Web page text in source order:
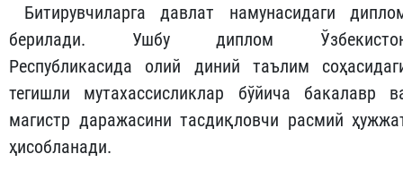
Битирувчиларга давлат намунасидаги
берилади. Ушбу диплом
Республикасида олий диний таълим
тегишли мутахассисликлар бўйича бакалавр
магистр даражасини тасдиқловчи расмий
ҳисобланади.